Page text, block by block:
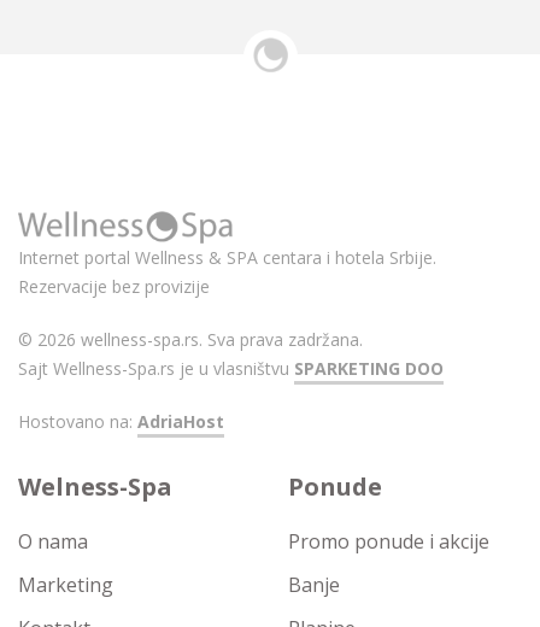
Internet portal Wellness & SPA centara i hotela Srbije.
Rezervacije bez provizije
© 2026 wellness-spa.rs. Sva prava zadržana.
Sajt Wellness-Spa.rs je u vlasništvu SPARKETING DOO
Hostovano na: AdriaHost
Welness-Spa
O nama
Marketing
Ponude
Promo ponude i akcije
Banje